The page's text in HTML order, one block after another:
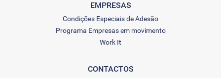
EMPRESAS
Condições Especiais de Adesão
Programa Empresas em movimento
Work It
CONTACTOS